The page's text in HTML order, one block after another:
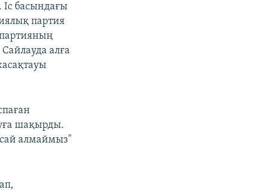
Іс басындағы
партия
алға
шақырды.
алмаймыз"